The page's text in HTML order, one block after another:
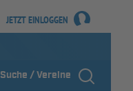
JETZT EINLOGGEN
Suche / Vereine